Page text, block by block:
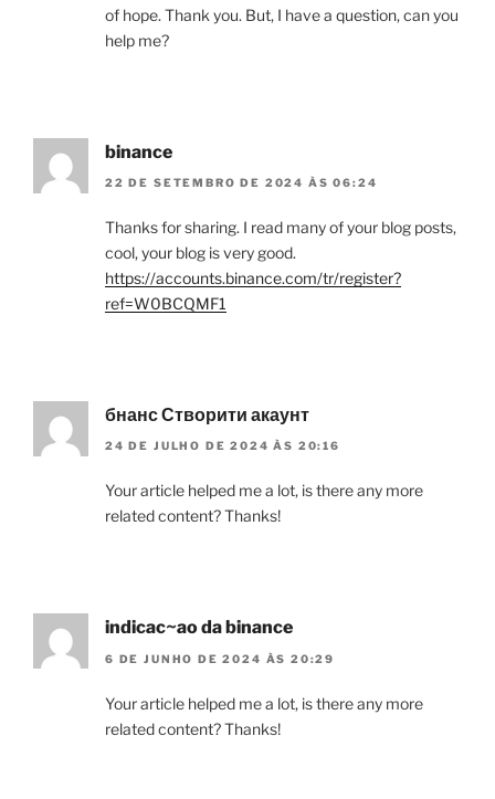
of hope. Thank you. But, I have a question, can you
help me?
binance
22 DE SETEMBRO DE 2024 ÀS 06:24
Thanks for sharing. I read many of your blog posts,
cool, your blog is very good.
https://accounts.binance.com/tr/register?
ref=W0BCQMF1
бнанс Створити акаунт
24 DE JULHO DE 2024 ÀS 20:16
Your article helped me a lot, is there any more
related content? Thanks!
indicac~ao da binance
6 DE JUNHO DE 2024 ÀS 20:29
Your article helped me a lot, is there any more
related content? Thanks!